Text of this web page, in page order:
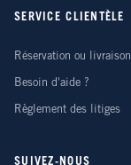
SERVICE CLIENTÈLE
Réservation ou livraison
Besoin d'aide ?
Règlement des litiges
SUIVEZ-NOUS